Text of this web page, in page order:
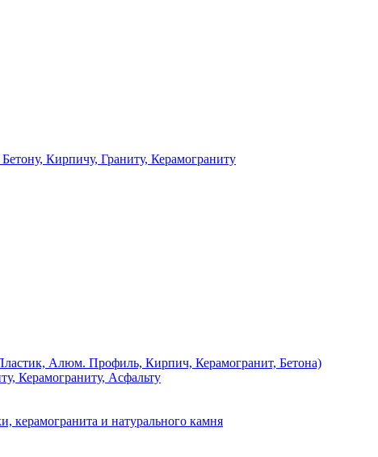
Кирпичу, Граниту, Керамограниту
Алюм. Профиль, Кирпич, Керамогранит, Бетона)
Керамограниту, Асфальту
и натурального камня